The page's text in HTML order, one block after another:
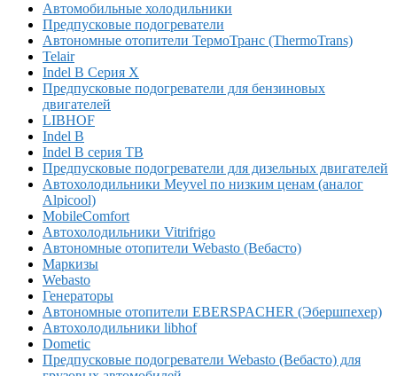
Автомобильные холодильники
Предпусковые подогреватели
Автономные отопители ТермоТранс (ThermoTrans)
Telair
Indel B Серия X
Предпусковые подогреватели для бензиновых
двигателей
LIBHOF
Indel B
Indel B серия TB
Предпусковые подогреватели для дизельных двигателей
Автохолодильники Meyvel по низким ценам (аналог
Alpicool)
MobileComfort
Автохолодильники Vitrifrigo
Автономные отопители Webasto (Вебасто)
Маркизы
Webasto
Генераторы
Автономные отопители EBERSPACHER (Эбершпехер)
Автохолодильники libhof
Dometic
Предпусковые подогреватели Webasto (Вебасто) для